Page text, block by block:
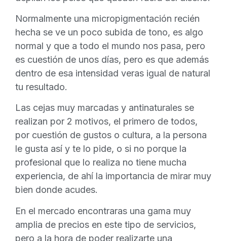
Normalmente una micropigmentación recién
hecha se ve un poco subida de tono, es algo
normal y que a todo el mundo nos pasa, pero
es cuestión de unos días, pero es que además
dentro de esa intensidad veras igual de natural
tu resultado.
Las cejas muy marcadas y antinaturales se
realizan por 2 motivos, el primero de todos,
por cuestión de gustos o cultura, a la persona
le gusta así y te lo pide, o si no porque la
profesional que lo realiza no tiene mucha
experiencia, de ahí la importancia de mirar muy
bien donde acudes.
En el mercado encontraras una gama muy
amplia de precios en este tipo de servicios,
pero a la hora de poder realizarte una